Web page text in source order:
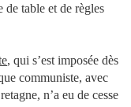
de table et de règles
, qui s’est imposée dès
communiste, avec
n’a eu de cesse